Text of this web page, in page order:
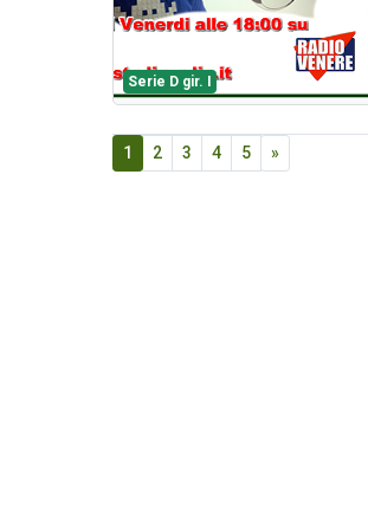
Serie D gir. I
1 2 3 4 5 »